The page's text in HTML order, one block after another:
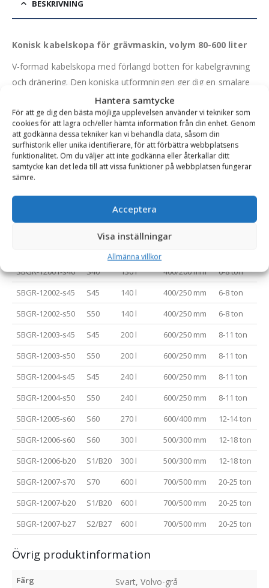
Hantera samtycke
För att ge dig den bästa möjliga upplevelsen använder vi tekniker som
cookies för att lagra och/eller hämta information från din enhet. Genom
att godkänna dessa tekniker kan vi behandla data, såsom din
surfhistorik eller unika identifierare, för att förbättra webbplatsens
funktionalitet. Om du väljer att inte godkänna eller återkallar ditt
samtycke kan det leda till att vissa funktioner på webbplatsen fungerar
sämre.
Acceptera
Visa inställningar
Allmänna villkor
BESKRIVNING
Konisk kabelskopa för grävmaskin, volym 80-600 liter
V-formad kabelskopa med förlängd botten för kabelgrävning
och dränering. Den koniska utformningen ger dig en smalare
bredd på skäret i jämförelse med en kabelskopa av
standardmodell, men du har fortfarande samma takbredd.
Det ger dig en smalare schaktbotten och en något lutad slänt
på schakten. Skopan är tillverkad Lidköping, Västra Götaland i
högkvalitativt nordiskt stål och är CE-märkt.
Varianttabell
SBGR-12001-s40
S40 130 l 400/200 mm
6-8 ton
SBGR-12002-s45
S45 140 l 400/250 mm
6-8 ton
SBGR-12002-s50
S50 140 l 400/250 mm
6-8 ton
SBGR-12003-s45
S45 200 l 600/250 mm
8-11 ton
SBGR-12003-s50
S50 200 l 600/250 mm
8-11 ton
SBGR-12004-s45
S45 240 l 600/250 mm
8-11 ton
SBGR-12004-s50
S50 240 l 600/250 mm
8-11 ton
SBGR-12005-s60
S60 270 l 600/400 mm
12-14 ton
SBGR-12006-s60
S60 300 l 500/300 mm
12-18 ton
SBGR-12006-b20
S1/B20 300 l 500/300 mm
12-18 ton
SBGR-12007-s70
S70 600 l 700/500 mm
20-25 ton
SBGR-12007-b20
S1/B20 600 l 700/500 mm
20-25 ton
SBGR-12007-b27
S2/B27 600 l 700/500 mm 20-25 ton
Övrig produktinformation
Färg Svart, Volvo-grå